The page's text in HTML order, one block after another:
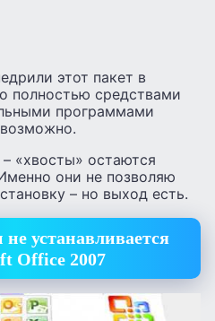
этот пакет в
полностью средствами
программами
«хвосты» остаются
они не позволяю
– но выход есть.
не устанавливается
Office 2007